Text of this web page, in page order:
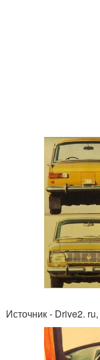
Источник - Drive2.